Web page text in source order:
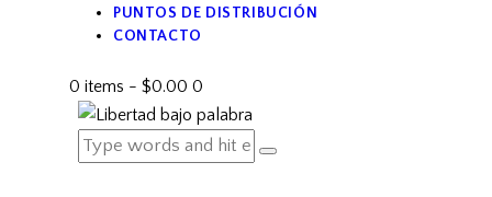
PUNTOS DE DISTRIBUCIÓN
CONTACTO
0 items - $0.00 0